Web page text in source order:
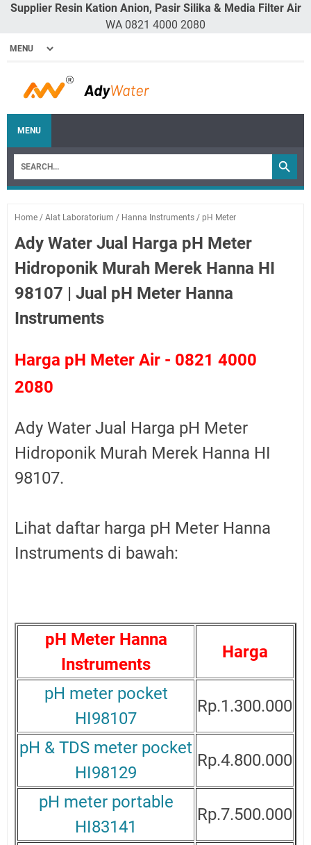
Supplier Resin Kation Anion, Pasir Silika & Media Filter Air
WA 0821 4000 2080
MENU
Home / Alat Laboratorium / Hanna Instruments / pH Meter
Ady Water Jual Harga pH Meter
Hidroponik Murah Merek Hanna HI
98107 | Jual pH Meter Hanna
Instruments
Harga pH Meter Air - 0821 4000
2080
Ady Water Jual Harga pH Meter
Hidroponik Murah Merek Hanna HI
98107.
Lihat daftar harga pH Meter Hanna
Instruments di bawah:
pH Meter Hanna
Instruments
Harga
pH meter pocket
HI98107
Rp.1.300.000
pH & TDS meter pocket
HI98129
Rp.4.800.000
pH meter portable
HI83141
Rp.7.500.000